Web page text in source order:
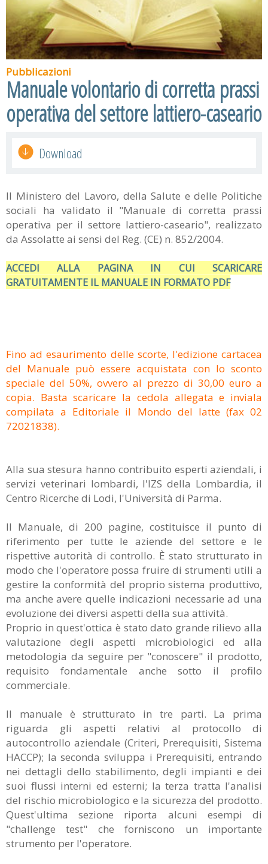
Pubblicazioni
Manuale volontario di corretta prassi
operativa del settore lattiero-caseario
Download
Il Ministero del Lavoro, della Salute e delle Politiche
sociali ha validato il "Manuale di corretta prassi
operativa per il settore lattiero-caseario", realizzato
da Assolatte ai sensi del Reg. (CE) n. 852/2004.
ACCEDI ALLA PAGINA IN CUI SCARICARE
GRATUITAMENTE IL MANUALE IN FORMATO PDF
Fino ad esaurimento delle scorte, l'edizione cartacea
del Manuale può essere acquistata con lo sconto
speciale del 50%, ovvero al prezzo di 30,00 euro a
copia. Basta scaricare la cedola allegata e inviala
compilata a Editoriale il Mondo del latte (fax 02
72021838).
Alla sua stesura hanno contribuito esperti aziendali, i
servizi veterinari lombardi, l'IZS della Lombardia, il
Centro Ricerche di Lodi, l'Università di Parma.
Il Manuale, di 200 pagine, costituisce il punto di
riferimento per tutte le aziende del settore e le
rispettive autorità di controllo. È stato strutturato in
modo che l'operatore possa fruire di strumenti utili a
gestire la conformità del proprio sistema produttivo,
ma anche avere quelle indicazioni necessarie ad una
evoluzione dei diversi aspetti della sua attività.
Proprio in quest'ottica è stato dato grande rilievo alla
valutazione degli aspetti microbiologici ed alla
metodologia da seguire per "conoscere" il prodotto,
requisito fondamentale anche sotto il profilo
commerciale.
Il manuale è strutturato in tre parti. La prima
riguarda gli aspetti relativi al protocollo di
autocontrollo aziendale (Criteri, Prerequisiti, Sistema
HACCP); la seconda sviluppa i Prerequisiti, entrando
nei dettagli dello stabilimento, degli impianti e dei
suoi flussi interni ed esterni; la terza tratta l'analisi
del rischio microbiologico e la sicurezza del prodotto.
Quest'ultima sezione riporta alcuni esempi di
"challenge test" che forniscono un importante
strumento per l'operatore.